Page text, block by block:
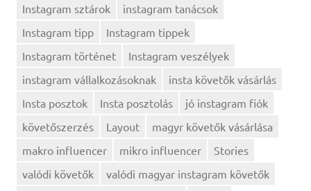
Instagram sztárok
instagram tanácsok
Instagram tipp
Instagram tippek
Instagram történet
Instagram veszélyek
instagram vállalkozásoknak
insta követők vásárlás
Insta posztok
Insta posztolás
jó instagram fiók
követőszerzés
Layout
magyr követők vásárlása
makro influencer
mikro influencer
Stories
valódi követők
valódi magyar instagram követők